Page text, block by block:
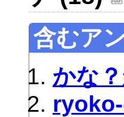
含むア
かな